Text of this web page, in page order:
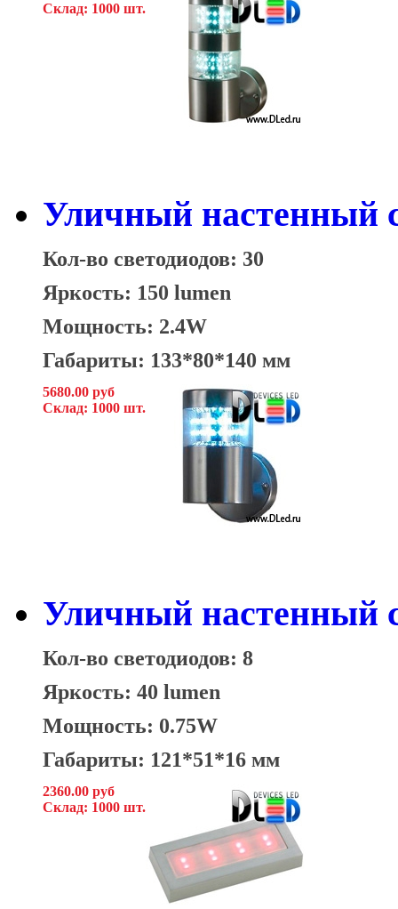
Склад: 1000 шт.
Уличный настенный
Кол-во светодиодов: 30
Яркость: 150 lumen
Мощность: 2.4W
Габариты: 133*80*140 мм
5680.00 руб
Склад: 1000 шт.
Уличный настенный
Кол-во светодиодов: 8
Яркость: 40 lumen
Мощность: 0.75W
Габариты: 121*51*16 мм
2360.00 руб
Склад: 1000 шт.